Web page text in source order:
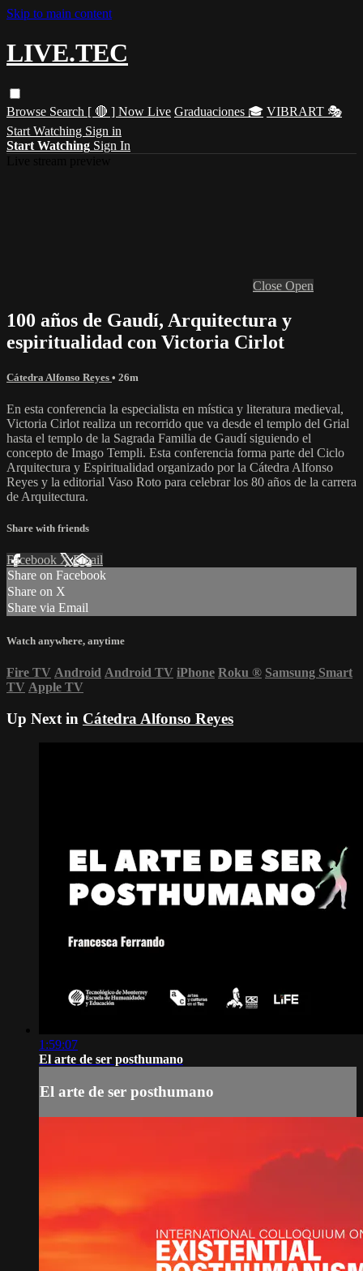
Skip to main content
LIVE.TEC
Browse Search [ 🔴 ] Now Live Graduaciones 🎓 VIBRART 🎭
Start Watching Sign in
Start Watching Sign In
Close Open
100 años de Gaudí, Arquitectura y
espiritualidad con Victoria Cirlot
Cátedra Alfonso Reyes • 26m
En esta conferencia la especialista en mística y literatura medieval,
Victoria Cirlot realiza un recorrido que va desde el templo del Grial
hasta el templo de la Sagrada Familia de Gaudí siguiendo el
concepto de Imago Templi. Esta conferencia forma parte del Ciclo
Arquitectura y Espiritualidad organizado por la Cátedra Alfonso
Reyes y la editorial Vaso Roto para celebrar los 80 años de la carrera
de Arquitectura.
Share with friends
Facebook XEmail
Share on Facebook
Share on X
Share via Email
Watch anywhere, anytime
Fire TV Android Android TV iPhone Roku ® Samsung Smart
TV Apple TV
Up Next in Cátedra Alfonso Reyes
1:59:07
El arte de ser posthumano
El arte de ser posthumano